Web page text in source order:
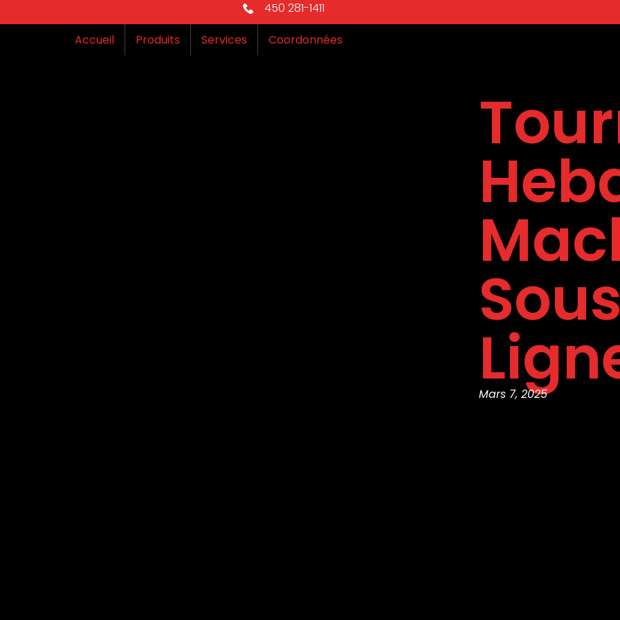
450 281-1411
Accueil
Produits Services Coordonnées
Mars 7, 2025